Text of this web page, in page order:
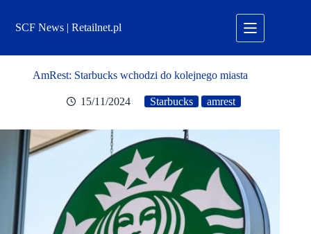
treściSCF News | Retailnet.pl
AmRest: Starbucks wchodzi do kolejnego miasta
15/11/2024 Starbucks amrest